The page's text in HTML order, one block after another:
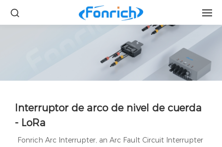
Interruptor de arco de nivel de cuerda
- LoRa
Fonrich Arc Interrupter, an Arc Fault Circuit Interrupter